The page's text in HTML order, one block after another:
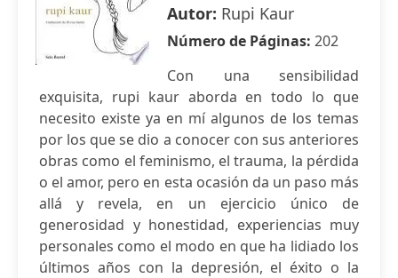
Autor: Rupi Kaur
Número de Páginas: 202
Con una sensibilidad
exquisita, rupi kaur aborda en todo lo que
necesito existe ya en mí algunos de los temas
por los que se dio a conocer con sus anteriores
obras como el feminismo, el trauma, la pérdida
o el amor, pero en esta ocasión da un paso más
allá y revela, en un ejercicio único de
generosidad y honestidad, experiencias muy
personales como el modo en que ha lidiado los
últimos años con la depresión, el éxito o la